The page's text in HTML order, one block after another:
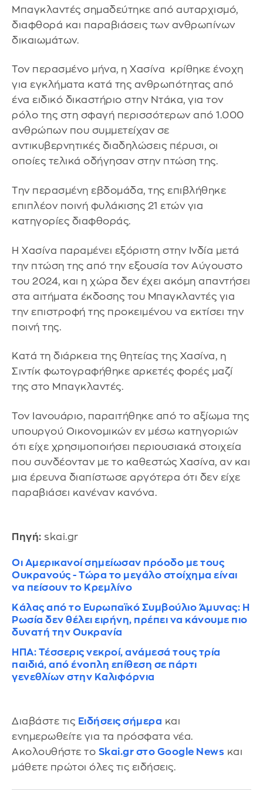
Μπαγκλαντές σημαδεύτηκε από αυταρχισμό,
διαφθορά και παραβιάσεις των ανθρωπίνων
δικαιωμάτων.
Τον περασμένο μήνα, η Χασίνα κρίθηκε ένοχη
για εγκλήματα κατά της ανθρωπότητας από
ένα ειδικό δικαστήριο στην Ντάκα, για τον
ρόλο της στη σφαγή περισσότερων από 1.000
ανθρώπων που συμμετείχαν σε
αντικυβερνητικές διαδηλώσεις πέρυσι, οι
οποίες τελικά οδήγησαν στην πτώση της.
Την περασμένη εβδομάδα, της επιβλήθηκε
επιπλέον ποινή φυλάκισης 21 ετών για
κατηγορίες διαφθοράς.
Η Χασίνα παραμένει εξόριστη στην Ινδία μετά
την πτώση της από την εξουσία τον Αύγουστο
του 2024, και η χώρα δεν έχει ακόμη απαντήσει
στα αιτήματα έκδοσης του Μπαγκλαντές για
την επιστροφή της προκειμένου να εκτίσει την
ποινή της.
Κατά τη διάρκεια της θητείας της Χασίνα, η
Σιντίκ φωτογραφήθηκε αρκετές φορές μαζί
της στο Μπαγκλαντές.
Τον Ιανουάριο, παραιτήθηκε από το αξίωμα της
υπουργού Οικονομικών εν μέσω κατηγοριών
ότι είχε χρησιμοποιήσει περιουσιακά στοιχεία
που συνδέονταν με το καθεστώς Χασίνα, αν και
μια έρευνα διαπίστωσε αργότερα ότι δεν είχε
παραβιάσει κανέναν κανόνα.
Πηγή: skai.gr
Οι Αμερικανοί σημείωσαν πρόοδο με τους
Ουκρανούς - Τώρα το μεγάλο στοίχημα είναι
να πείσουν το Κρεμλίνο
Κάλας από το Ευρωπαϊκό Συμβούλιο Άμυνας: Η
Ρωσία δεν θέλει ειρήνη, πρέπει να κάνουμε πιο
δυνατή την Ουκρανία
ΗΠΑ: Τέσσερις νεκροί, ανάμεσά τους τρία
παιδιά, από ένοπλη επίθεση σε πάρτι
γενεθλίων στην Καλιφόρνια
Διαβάστε τις Ειδήσεις σήμερα και
ενημερωθείτε για τα πρόσφατα νέα.
Ακολουθήστε το Skai.gr στο Google News και
μάθετε πρώτοι όλες τις ειδήσεις.